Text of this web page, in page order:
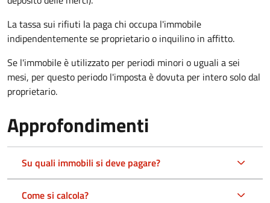
La tassa sui rifiuti la paga chi occupa l'immobile
indipendentemente se proprietario o inquilino in affitto.
Se l'immobile è utilizzato per periodi minori o uguali a sei
mesi, per questo periodo l'imposta è dovuta per intero solo dal
proprietario.
Approfondimenti
Su quali immobili si deve pagare?
Come si calcola?